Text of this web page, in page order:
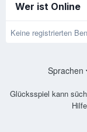
Wer ist Online
Keine registrierten
Sprachen
Glücksspiel kann